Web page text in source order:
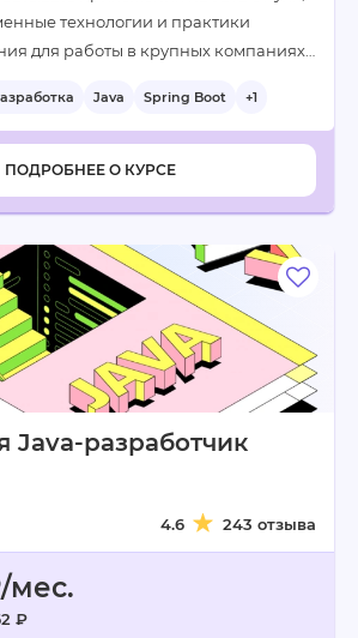
технологии и практики
для работы в крупных компаниях…
Java Spring Boot +1
ПОДРОБНЕЕ О КУРСЕ
Java-разработчик
4.6 243 отзыва
мес.
₽